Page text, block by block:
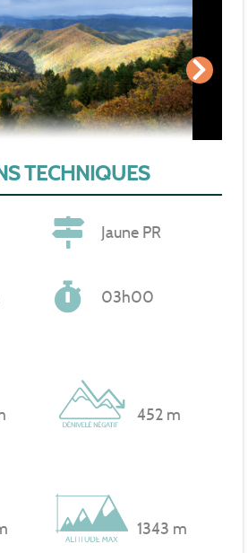
TECHNIQUES
Jaune PR
03h00
452 m
1343 m